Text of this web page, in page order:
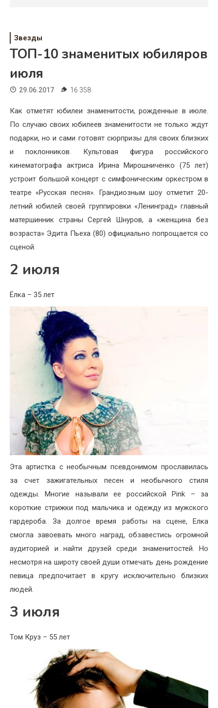
Свадьба
Жизнь
Хобби
Красота
Недвижимость
Звезды
ТОП-10 знаменитых юбиляров
июля
29.06.2017 16 358
Как отметят юбилеи знаменитости, рожденные в июле.
По случаю своих юбилеев знаменитости не только ждут
подарки, но и сами готовят сюрпризы для своих близких
и поклонников. Культовая фигура российского
кинематографа актриса Ирина Мирошниченко (75 лет)
устроит большой концерт с симфоническим оркестром в
театре «Русская песня». Грандиозным шоу отметит 20-
летний юбилей своей группировки «Ленинград» главный
матершинник страны Сергей Шнуров, а «женщина без
возраста» Эдита Пьеха (80) официально попрощается со
сценой.
2 июля
Ёлка – 35 лет
Эта артистка с необычным псевдонимом прославилась
за счет зажигательных песен и необычного стиля
одежды. Многие называли ее российской Pink – за
короткие стрижки под мальчика и одежду из мужского
гардероба. За долгое время работы на сцене, Елка
смогла завоевать много наград, обзавестись огромной
аудиторией и найти друзей среди знаменитостей. Но
несмотря на широту своей души отмечать день рождение
певица предпочитает в кругу исключительно близких
людей.
3 июля
Том Круз – 55 лет